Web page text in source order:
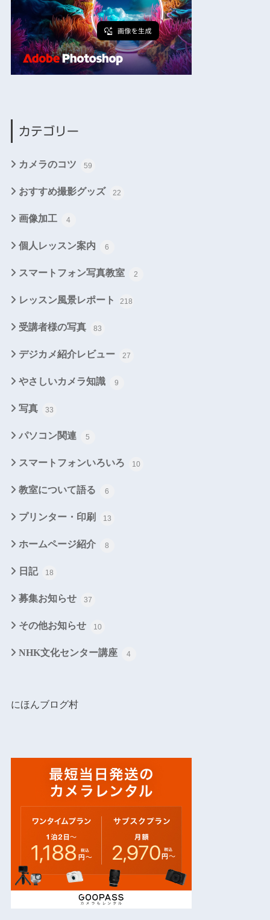
カテゴリー
カメラのコツ 59
おすすめ撮影グッズ 22
画像加工 4
個人レッスン案内 6
スマートフォン写真教室 2
レッスン風景レポート 218
受講者様の写真 83
デジカメ紹介レビュー 27
やさしいカメラ知識 9
写真 33
パソコン関連 5
スマートフォンいろいろ 10
教室について語る 6
プリンター・印刷 13
ホームページ紹介 8
日記 18
募集お知らせ 37
その他お知らせ 10
NHK文化センター講座 4
にほんブログ村